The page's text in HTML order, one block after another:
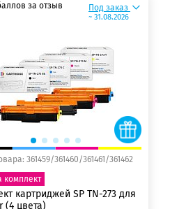
за отзыв
баллов
Под заказ
~ 31.08.2026
361459/361460/361461/361462
комплект
картриджей SP TN-273 для
(4 цвета)